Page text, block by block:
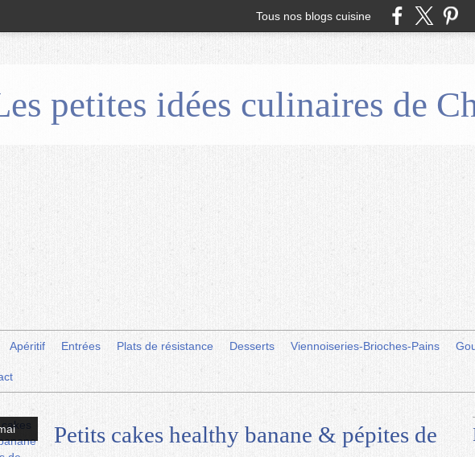
Tous nos blogs cuisine
petites idées culinaires de
Apéritif Entrées Plats de résistance Desserts Viennoiseries-Brioches-Pains
Petits cakes healthy banane & pépites de